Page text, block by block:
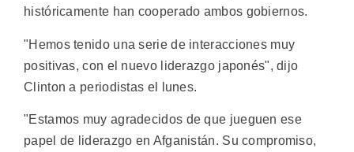
históricamente han cooperado ambos gobiernos.
"Hemos tenido una serie de interacciones muy
positivas, con el nuevo liderazgo japonés", dijo
Clinton a periodistas el lunes.
"Estamos muy agradecidos de que jueguen ese
papel de liderazgo en Afganistán. Su compromiso,